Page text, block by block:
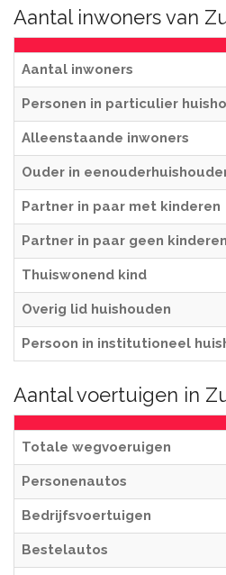
Aantal inwoners van
Aantal inwoners
Personen in particulier
Alleenstaande inwoners
Ouder in
Partner in paar met kinderen
Partner in paar geen kinderen
Thuiswonend kind
Overig lid huishouden
Persoon in institutioneel
Aantal voertuigen in
Totale wegvoeruigen
Personenautos
Bedrijfsvoertuigen
Bestelautos